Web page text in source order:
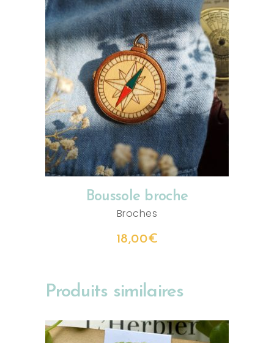
AJOUTER AU PANIER
Boussole broche
Broches
18,00€
Produits similaires